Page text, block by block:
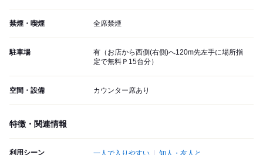
禁煙・喫煙 全席禁煙
駐車場
有（お店から西側(右側)へ120m先左手に場所指
定で無料Ｐ15台分）
空間・設備 カウンター席あり
特徴・関連情報
利用シーン